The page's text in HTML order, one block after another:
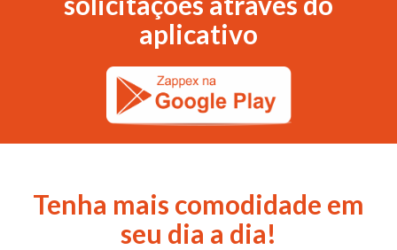
aplicativo
Tenha mais comodidade em
seu dia a dia!